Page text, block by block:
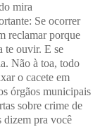
mira
Se ocorrer
reclamar porque
te ouvir. E se
Não à toa, todo
o cacete em
órgãos municipais
sobre crime de
dizem pra você